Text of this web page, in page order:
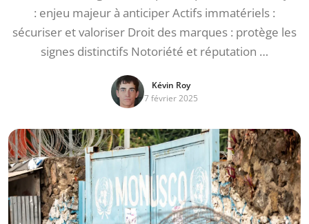
: enjeu majeur à anticiper Actifs immatériels :
sécuriser et valoriser Droit des marques : protège les
signes distinctifs Notoriété et réputation …
Kévin Roy
7 février 2025